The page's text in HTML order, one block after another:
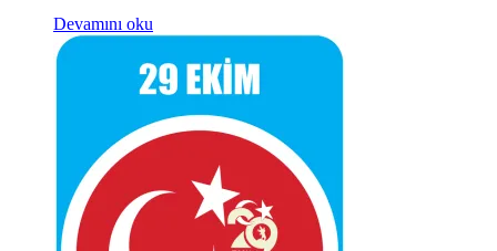
Devamını oku